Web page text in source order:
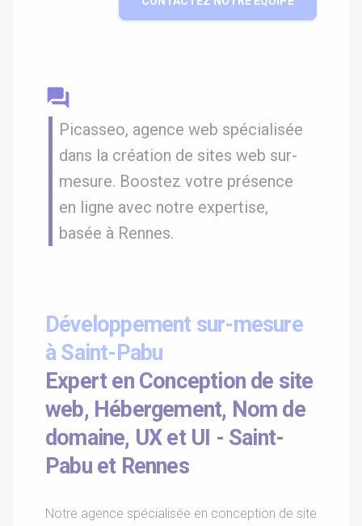
question_answer
Picasseo, agence web spécialisée
dans la création de sites web sur-
mesure. Boostez votre présence
en ligne avec notre expertise,
basée à Rennes.
Développement sur-mesure
à Saint-Pabu
Expert en Conception de site
web, Hébergement, Nom de
domaine, UX et UI - Saint-
Pabu et Rennes
Notre agence spécialisée en conception de site